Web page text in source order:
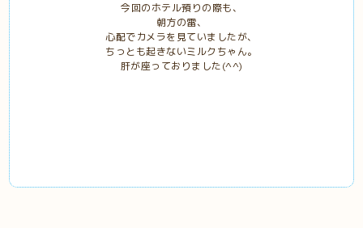
今回のホテル預りの際も、
朝方の雷、
心配でカメラを見ていましたが、
ちっとも起きないミルクちゃん。
肝が座っておりました(^^)